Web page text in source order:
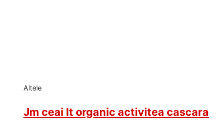
Altele
Jm ceai lt organic activitea cascara